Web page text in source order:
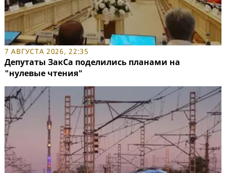
7 АВГУСТА 2026, 22:35
Депутаты ЗакСа поделились планами на
"нулевые чтения"